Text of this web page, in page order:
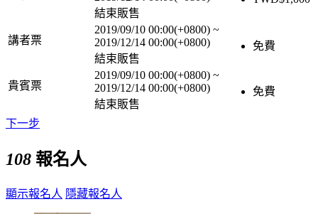
結束販售
講者票
2019/09/10 00:00(+0800) ~
2019/12/14 00:00(+0800)
結束販售
免費
貴賓票
2019/09/10 00:00(+0800) ~
2019/12/14 00:00(+0800)
結束販售
免費
下一步
108 報名人
顯示報名人 隱藏報名人